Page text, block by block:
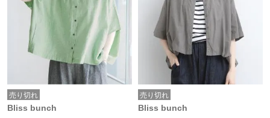
売り切れ
Bliss bunch
売り切れ
Bliss bunch